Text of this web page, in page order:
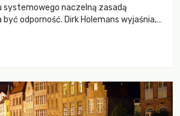
systemowego naczelną zasadą
odporność. Dirk Holemans wyjaśnia,